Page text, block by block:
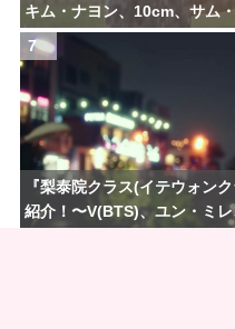
キム・ナヨン、10cm、サム
7
『梨泰院クラス(イテウォン
紹介！〜V(BTS)、ユン・ミ